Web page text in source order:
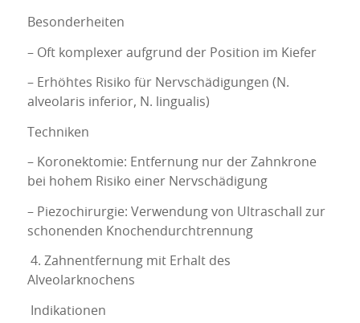
Besonderheiten
– Oft komplexer aufgrund der Position im Kiefer
– Erhöhtes Risiko für Nervschädigungen (N.
alveolaris inferior, N. lingualis)
Techniken
– Koronektomie: Entfernung nur der Zahnkrone
bei hohem Risiko einer Nervschädigung
– Piezochirurgie: Verwendung von Ultraschall zur
schonenden Knochendurchtrennung
4. Zahnentfernung mit Erhalt des
Alveolarknochens
Indikationen